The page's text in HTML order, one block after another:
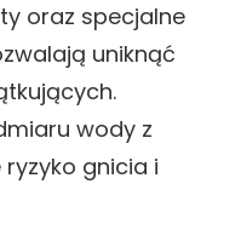
oraz specjalne
uniknąć
wody z
gnicia i